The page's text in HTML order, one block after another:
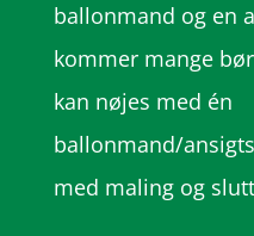
ballonmand og en
kommer mange
kan nøjes med én
ballonmand/
med maling og